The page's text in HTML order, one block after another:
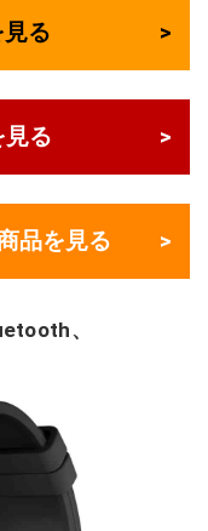
る
る
品を見る
、